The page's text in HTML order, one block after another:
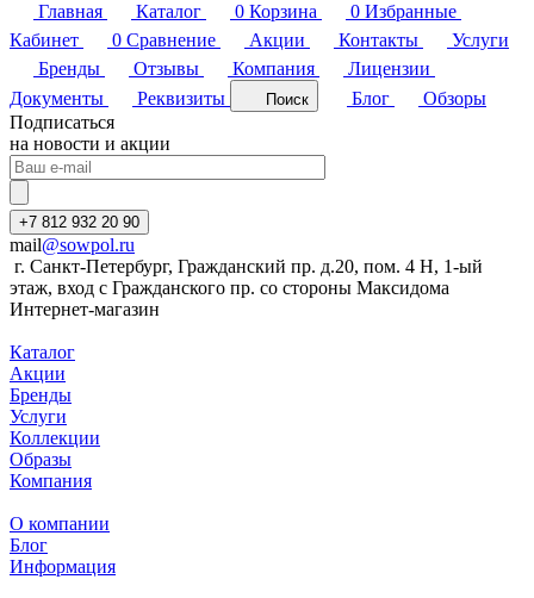
Главная
Каталог 0 Корзина 0 Избранные
Кабинет
0 Сравнение Акции Контакты
Услуги
Бренды
Отзывы Компания
Лицензии
Документы
Реквизиты Поиск Блог
Обзоры
Подписаться
на новости и акции
+7 812 932 20 90
mail@sowpol.ru
г. Санкт-Петербург, Гражданский пр. д.20, пом. 4 Н, 1-ый
этаж, вход с Гражданского пр. со стороны Максидома
Интернет-магазин
Каталог
Акции
Бренды
Услуги
Коллекции
Образы
Компания
О компании
Блог
Информация